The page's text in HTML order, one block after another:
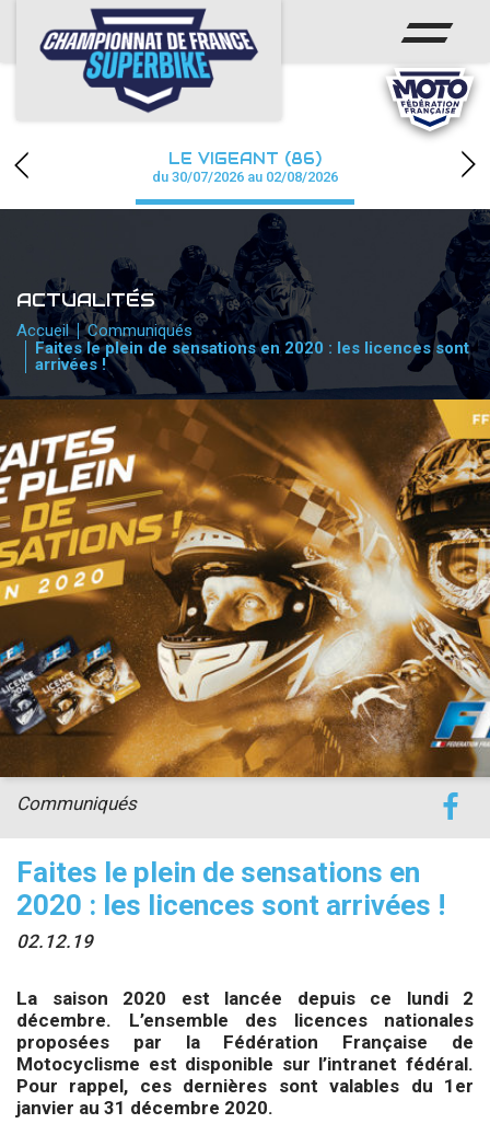
ACCUEIL
CHAMPIONNAT
CALENDRIER
PHOTOS / WEB TV
PARTENAIRES
PRESSE
PRESSE
accéder à la billetterie
LE VIGEANT (86)
du 30/07/2026 au 02/08/2026
ACTUALITÉS
Accueil
Communiqués
Faites le plein de sensations en 2020 : les licences sont
arrivées !
Faites le plein de sensations en
2020 : les licences sont arrivées !
02.12.19
Communiqués
La saison 2020 est lancée depuis ce lundi 2
décembre. L’ensemble des licences nationales
proposées par la Fédération Française de
Motocyclisme est disponible sur l’intranet fédéral.
Pour rappel, ces dernières sont valables du 1er
janvier au 31 décembre 2020.